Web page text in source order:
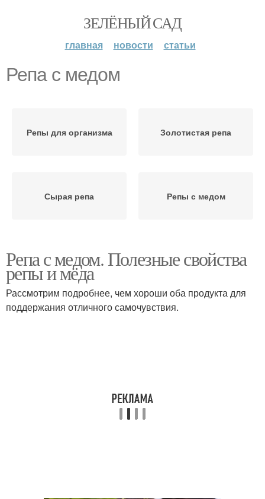
ЗЕЛЁНЫЙ САД
главная новости статьи
Репа с медом
Репы для организма Золотистая репа
Сырая репа Репы с медом
Репа с медом. Полезные свойства
репы и мёда
Рассмотрим подробнее, чем хороши оба продукта для
поддержания отличного самочувствия.